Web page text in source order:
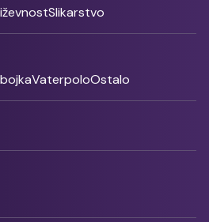
Slikarstvo
VaterpoloOstalo